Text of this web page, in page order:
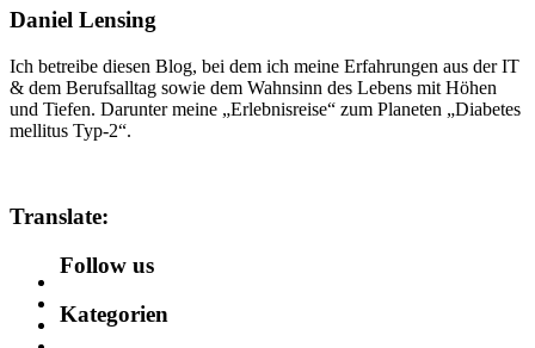
Daniel Lensing
Ich betreibe diesen Blog, bei dem ich meine Erfahrungen aus der IT
& dem Berufsalltag sowie dem Wahnsinn des Lebens mit Höhen
und Tiefen. Darunter meine „Erlebnisreise“ zum Planeten „Diabetes
mellitus Typ-2“.
Translate:
Follow us
Kategorien